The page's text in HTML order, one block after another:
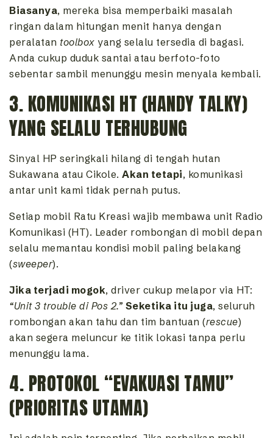
Biasanya, mereka bisa memperbaiki masalah
ringan dalam hitungan menit hanya dengan
peralatan toolbox yang selalu tersedia di bagasi.
Anda cukup duduk santai atau berfoto-foto
sebentar sambil menunggu mesin menyala kembali.
3. KOMUNIKASI HT (HANDY TALKY)
YANG SELALU TERHUBUNG
Sinyal HP seringkali hilang di tengah hutan
Sukawana atau Cikole. Akan tetapi, komunikasi
antar unit kami tidak pernah putus.
Setiap mobil Ratu Kreasi wajib membawa unit Radio
Komunikasi (HT). Leader rombongan di mobil depan
selalu memantau kondisi mobil paling belakang
(sweeper).
Jika terjadi mogok, driver cukup melapor via HT:
“Unit 3 trouble di Pos 2.” Seketika itu juga, seluruh
rombongan akan tahu dan tim bantuan (rescue)
akan segera meluncur ke titik lokasi tanpa perlu
menunggu lama.
4. PROTOKOL “EVAKUASI TAMU”
(PRIORITAS UTAMA)